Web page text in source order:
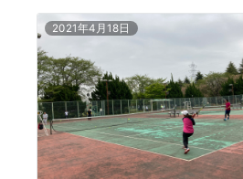
2021年4月18日